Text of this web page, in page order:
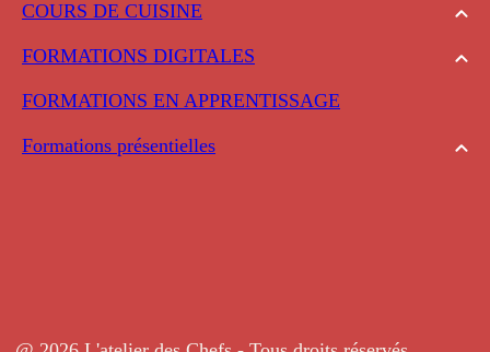
COURS DE CUISINE
FORMATIONS DIGITALES
FORMATIONS EN APPRENTISSAGE
Formations présentielles